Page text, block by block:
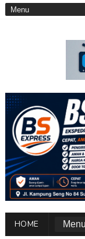
HOME